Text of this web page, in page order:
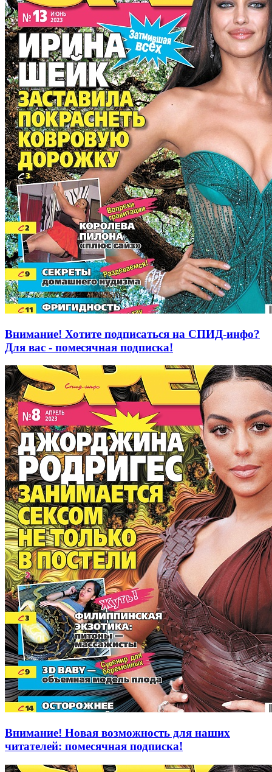
Внимание! Хотите подписаться на СПИД-инфо?
Для вас - помесячная подписка!
Внимание! Новая возможность для наших
читателей: помесячная подписка!